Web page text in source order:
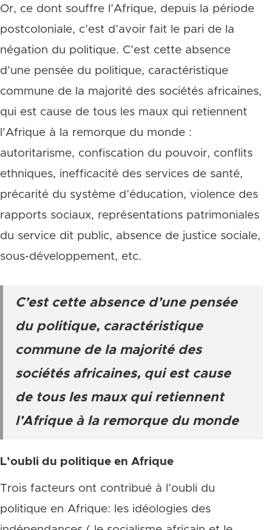
Or, ce dont souffre l’Afrique, depuis la période
postcoloniale, c’est d’avoir fait le pari de la
négation du politique. C’est cette absence
d’une pensée du politique, caractéristique
commune de la majorité des sociétés africaines,
qui est cause de tous les maux qui retiennent
l’Afrique à la remorque du monde :
autoritarisme, confiscation du pouvoir, conflits
ethniques, inefficacité des services de santé,
précarité du système d’éducation, violence des
rapports sociaux, représentations patrimoniales
du service dit public, absence de justice sociale,
sous-développement, etc.
C’est cette absence d’une pensée
du politique, caractéristique
commune de la majorité des
sociétés africaines, qui est cause
de tous les maux qui retiennent
l’Afrique à la remorque du monde
L’oubli du politique en Afrique
Trois facteurs ont contribué à l’oubli du
politique en Afrique: les idéologies des